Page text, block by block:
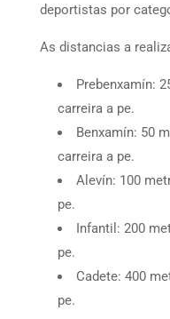
deportistas por
As distancias a
Prebenxamín:
carreira a pe.
Benxamín: 50
carreira a pe.
Alevín: 100
pe.
Infantil: 200
pe.
Cadete: 400
pe.